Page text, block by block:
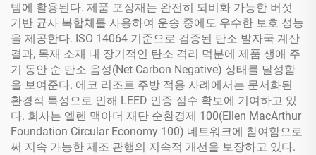
템에 활용된다. 제품 포장재는 완전히 퇴비화 가능한 버섯
기반 균사 복합체를 사용하여 운송 중에도 우수한 보호 성능
을 제공한다. ISO 14064 기준으로 검증된 탄소 발자국 계산
결과, 목재 소재 내 장기적인 탄소 격리 덕분에 제품 생애 주
기 동안 순 탄소 음성(Net Carbon Negative) 상태를 달성함
을 보여준다. 에코 리조트 주방 적용 사례에서는 문서화된
환경적 특성으로 인해 LEED 인증 점수 확보에 기여하고 있
다. 회사는 엘렌 맥아더 재단 순환경제 100(Ellen MacArthur
Foundation Circular Economy 100) 네트워크에 참여함으로
써 지속 가능한 제조 관행의 지속적 개선을 보장하고 있다.